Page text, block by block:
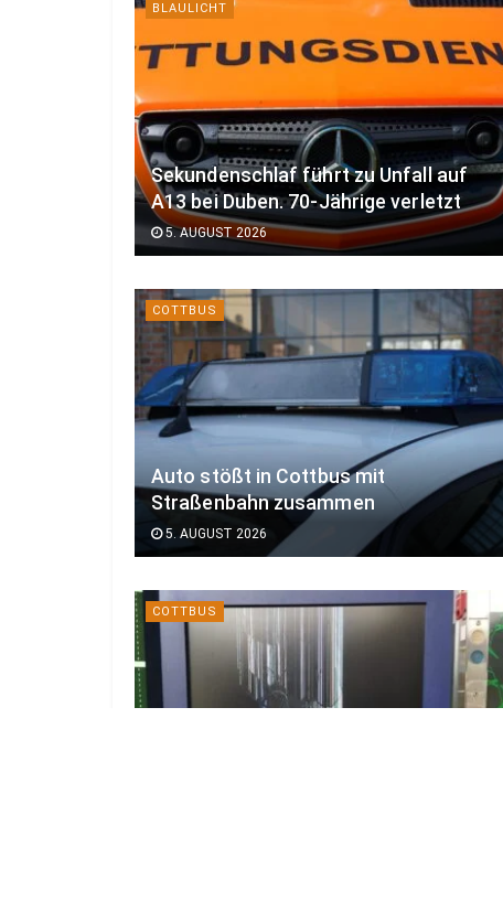
BLAULICHT
Sekundenschlaf führt zu Unfall auf
A13 bei Duben. 70-Jährige verletzt
5. AUGUST 2026
COTTBUS
Auto stößt in Cottbus mit
Straßenbahn zusammen
5. AUGUST 2026
COTTBUS